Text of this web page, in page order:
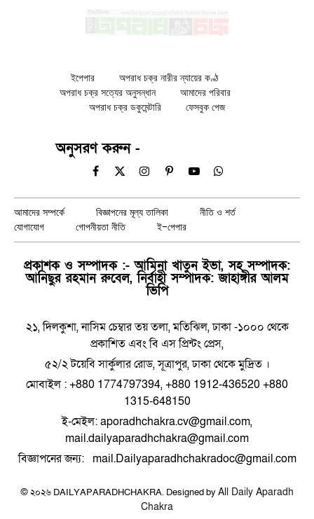
ইপেপার
অপরাধ চক্র নারীর ন্যায়ের কণ্ঠ
অপরাধ চক্র সত্যের অনুসন্ধান
আমাদের পরিবার
অপরাধ চক্র ডকুমেন্টারি
ফেসবুক পেজ
অনুসরণ করুন -
Facebook
X
InstagramPinterestYouTubeWhatsApp
আমাদের সম্পর্কে বিজ্ঞাপনের মূল্য তালিকা
নীতি ও শর্ত
যোগাযোগ
গোপনীয়তা নীতি ই-পেপার
প্রকাশক ও সম্পাদক :- আমিনা খাতুন ইভা, সহ সম্পাদক:
আনিছুর রহমান রুবেল, নির্বাহী সম্পাদক: জাহাঙ্গীর আলম
ভিপি
২১, দিলকুশা, নাসিম চেম্বার তয় তলা, মতিঝিল, ঢাকা -১০০০ থেকে
প্রকাশিত এবং বি এস প্রিন্টং প্রেস,
৫২/২ টয়েবি সার্কুলার রোড, সূত্রাপুর, ঢাকা থেকে মুদ্রিত ।
মোবাইল : +880 1774797394, +880 1912-436520 +880
1315-648150
ই-মেইল: aporadhchakra.cv@gmail.com,
mail.dailyaparadhchakra@gmail.com
বিজ্ঞাপনের জন্য: mail.Dailyaparadhchakradoc@gmail.com
© ২০২৬ DAILYAPARADHCHAKRA. Designed by All Daily Aparadh
Chakra